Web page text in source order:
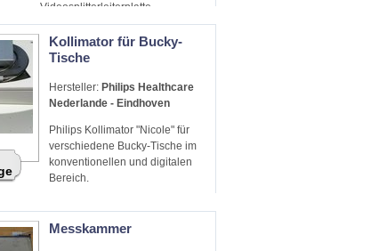
Videosplitterleiterplatte
Kollimator für Bucky-
Tische
Hersteller: Philips Healthcare
Nederlande - Eindhoven
Philips Kollimator "Nicole" für
verschiedene Bucky-Tische im
konventionellen und digitalen
Bereich.
Messkammer